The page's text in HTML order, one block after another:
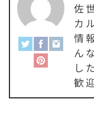
佐
カ
情
ん
し
歓